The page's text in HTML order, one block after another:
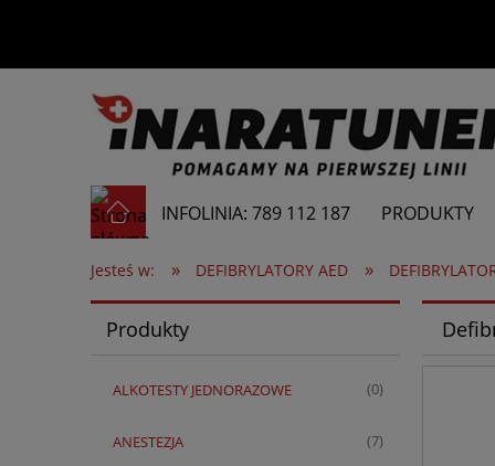
INFOLINIA: 789 112 187 PRODUKTY
Jesteś w: » DEFIBRYLATORY AED »
Produkty
ALKOTESTY JEDNORAZOWE (0)
ANESTEZJA (7)